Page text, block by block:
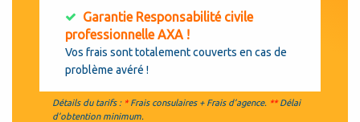
Garantie Responsabilité civile
professionnelle AXA !
Vos frais sont totalement couverts en cas de
problème avéré !
Détails du tarifs : *Frais consulaires + Frais d’agence. **Délai
d’obtention minimum.